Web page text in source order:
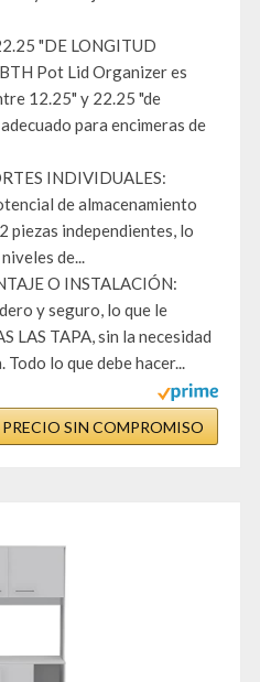
"DE LONGITUD
Pot Lid Organizer es
12.25" y 22.25 "de
para encimeras de
INDIVIDUALES:
de almacenamiento
piezas independientes, lo
de...
O INSTALACIÓN:
y seguro, lo que le
LAS TAPA, sin la necesidad
lo que debe hacer...
PRECIO SIN COMPROMISO